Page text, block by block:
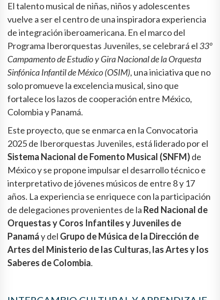
El talento musical de niñas, niños y adolescentes
vuelve a ser el centro de una inspiradora experiencia
de integración iberoamericana. En el marco del
Programa Iberorquestas Juveniles, se celebrará el 33º
Campamento de Estudio y Gira Nacional de la Orquesta
Sinfónica Infantil de México (OSIM), una iniciativa que no
solo promueve la excelencia musical, sino que
fortalece los lazos de cooperación entre México,
Colombia y Panamá.
Este proyecto, que se enmarca en la Convocatoria
2025 de Iberorquestas Juveniles, está liderado por el
Sistema Nacional de Fomento Musical (SNFM)de
México y se propone impulsar el desarrollo técnico e
interpretativo de jóvenes músicos de entre 8 y 17
años. La experiencia se enriquece con la participación
de delegaciones provenientes de la Red Nacional de
Orquestas y Coros Infantiles y Juveniles de
Panamáy del Grupo de Música de la Dirección de
Artes del Ministerio de las Culturas, las Artes y los
Saberes de Colombia.